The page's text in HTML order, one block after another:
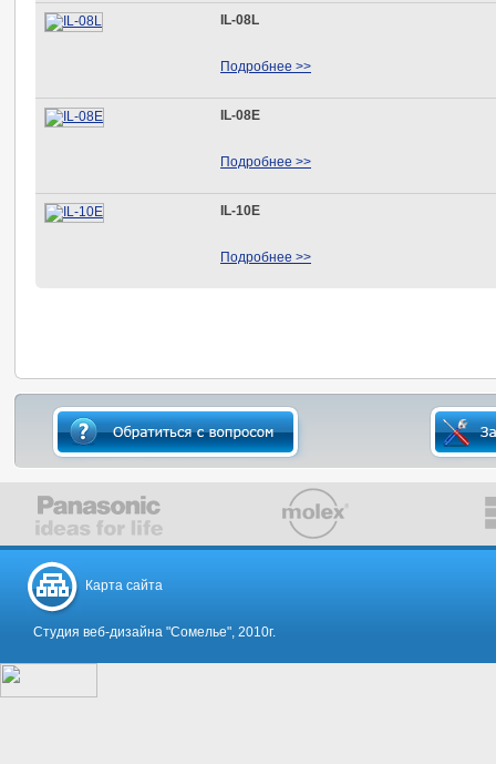
IL-08L
Подробнее >>
IL-08E
Подробнее >>
IL-10E
Подробнее >>
Карта сайта
Студия веб-дизайна "Сомелье", 2010г.